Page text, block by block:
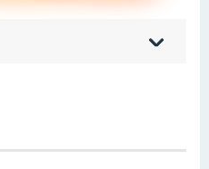
hi
]
sh
]